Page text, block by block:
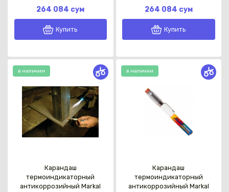
264 084 сум
Купить
264 084 сум
Купить
в наличии
Карандаш
термоиндикаторный
антикоррозийный Markal
в наличии
Карандаш
термоиндикаторный
антикоррозийный Markal